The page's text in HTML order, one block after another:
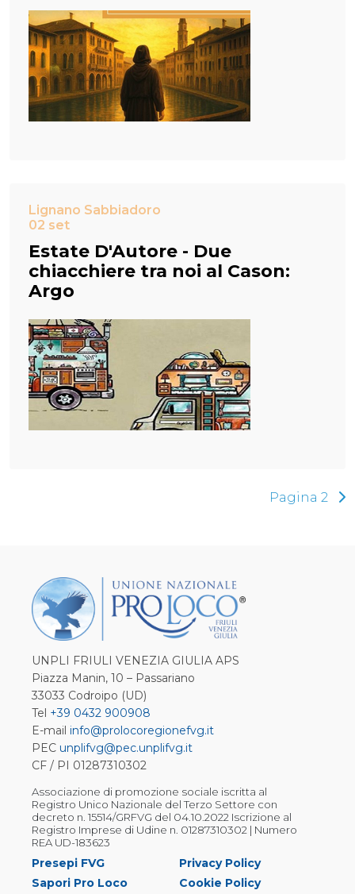
Lignano Sabbiadoro
02 set
Estate D'Autore - Due
chiacchiere tra noi al Cason:
Argo
Pagina 2
UNPLI FRIULI VENEZIA GIULIA APS
Piazza Manin, 10 – Passariano
33033 Codroipo (UD)
Tel +39 0432 900908
E-mail info@prolocoregionefvg.it
PEC unplifvg@pec.unplifvg.it
CF / PI 01287310302
Associazione di promozione sociale iscritta al
Registro Unico Nazionale del Terzo Settore con
decreto n. 15514/GRFVG del 04.10.2022 Iscrizione al
Registro Imprese di Udine n. 01287310302 | Numero
REA UD-183623
Presepi FVG
Sapori Pro Loco
Privacy Policy
Cookie Policy